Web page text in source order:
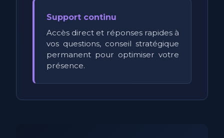
Support continu
Accès direct et réponses rapides à
vos questions, conseil stratégique
permanent pour optimiser votre
présence.